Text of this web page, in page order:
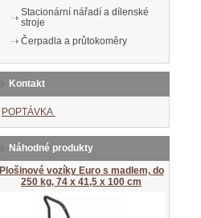
Stacionární nářadí a dílenské
stroje
Čerpadla a průtokoměry
Kontakt
POPTÁVKA
Náhodné produkty
Plošinové vozíky Euro s madlem, do
250 kg, 74 x 41,5 x 100 cm